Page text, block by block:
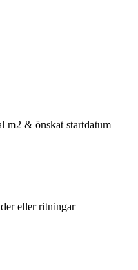
m2 & önskat startdatum
eller ritningar